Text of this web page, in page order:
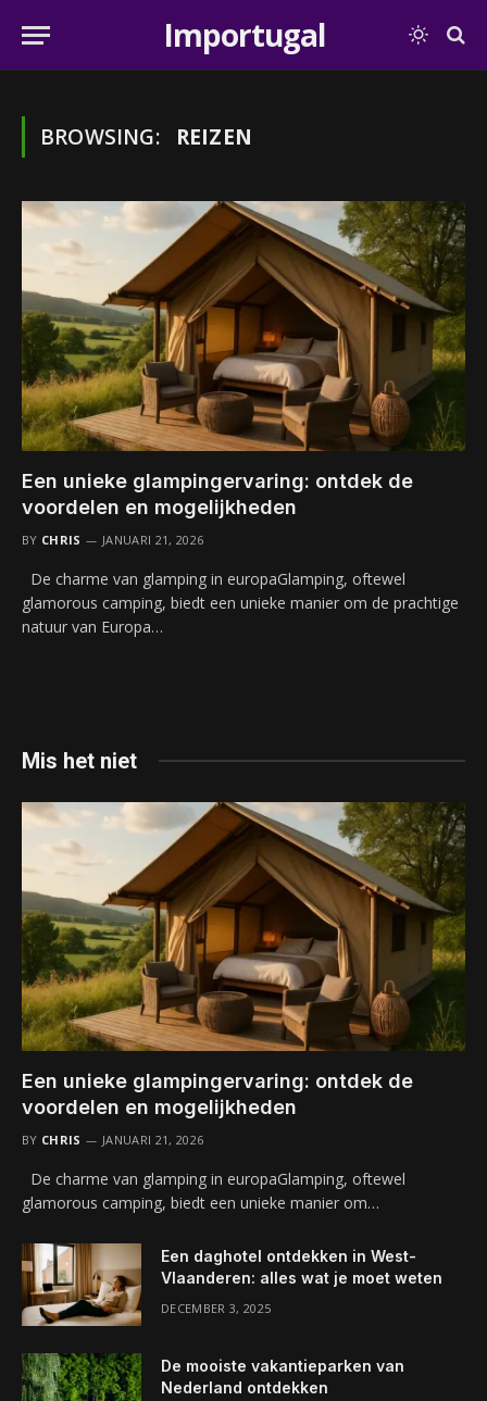
Importugal
BROWSING: REIZEN
Een unieke glampingervaring: ontdek de
voordelen en mogelijkheden
BY CHRIS JANUARI 21, 2026
De charme van glamping in europaGlamping, oftewel
glamorous camping, biedt een unieke manier om de prachtige
natuur van Europa…
Mis het niet
Een unieke glampingervaring: ontdek de
voordelen en mogelijkheden
BY CHRIS JANUARI 21, 2026
De charme van glamping in europaGlamping, oftewel
glamorous camping, biedt een unieke manier om…
Een daghotel ontdekken in West-
Vlaanderen: alles wat je moet weten
DECEMBER 3, 2025
De mooiste vakantieparken van
Nederland ontdekken